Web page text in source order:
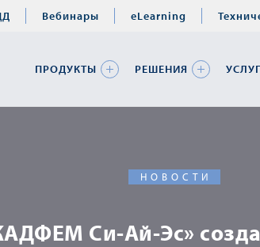
Вебинары eLearning
ПРОДУКТЫ РЕШЕНИЯ
НОВОСТИ
Си-Ай-Эс»